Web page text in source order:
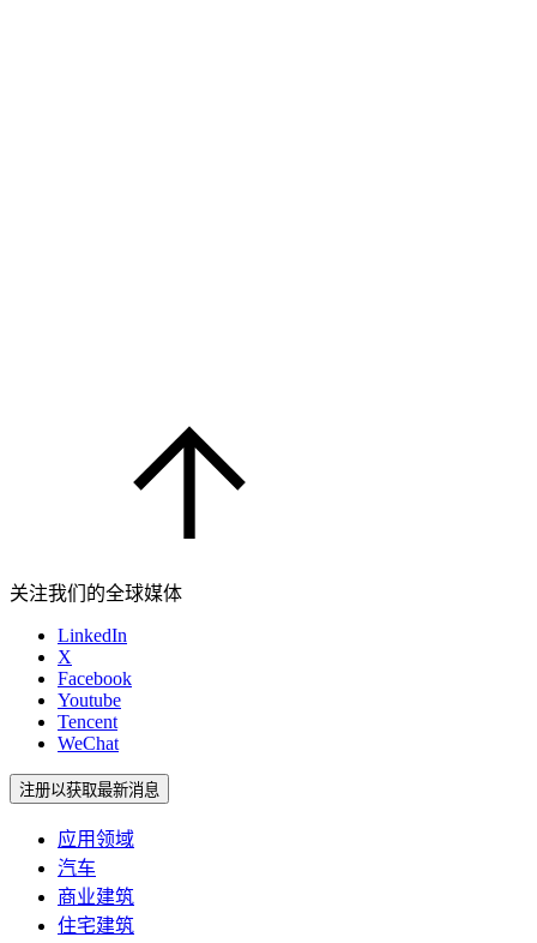
关注我们的全球媒体
LinkedIn
X
Facebook
Youtube
Tencent
WeChat
注册以获取最新消息
应用领域
汽车
商业建筑
住宅建筑